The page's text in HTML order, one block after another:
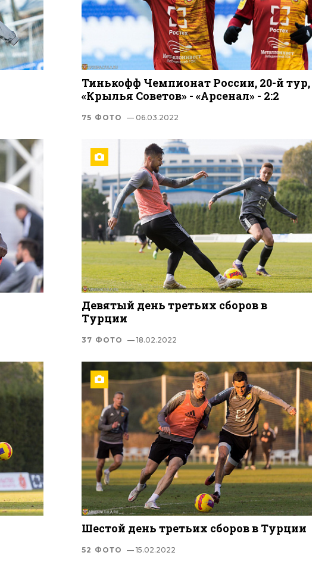
Тинькофф Чемпионат России, 20-й тур,
«Крылья Советов» - «Арсенал» - 2:2
75 ФОТО — 06.03.2022
Девятый день третьих сборов в
Турции
37 ФОТО — 18.02.2022
Шестой день третьих сборов в Турции
52 ФОТО — 15.02.2022